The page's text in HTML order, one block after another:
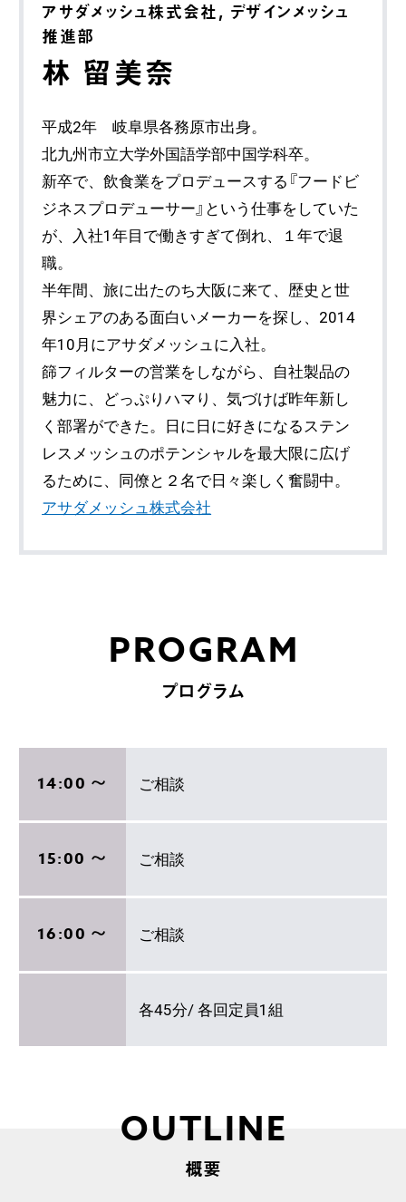
アサダメッシュ株式会社, デザインメッシュ
推進部
林 留美奈
平成2年 岐阜県各務原市出身。
北九州市立大学外国語学部中国学科卒。
新卒で、飲食業をプロデュースする『フードビ
ジネスプロデューサー』という仕事をしていた
が、入社1年目で働きすぎて倒れ、１年で退
職。
半年間、旅に出たのち大阪に来て、歴史と世
界シェアのある面白いメーカーを探し、2014
年10月にアサダメッシュに入社。
篩フィルターの営業をしながら、自社製品の
魅力に、どっぷりハマり、気づけば昨年新し
く部署ができた。日に日に好きになるステン
レスメッシュのポテンシャルを最大限に広げ
るために、同僚と２名で日々楽しく奮闘中。
アサダメッシュ株式会社
PROGRAM
プログラム
14:00 〜 ご相談
15:00 〜 ご相談
16:00 〜 ご相談
各45分/ 各回定員1組
OUTLINE
概要